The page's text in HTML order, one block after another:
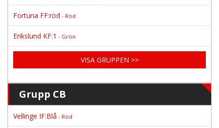
Fortuna FF:röd - Röd
Erikslund KF:1 - Grön
VISA GRUPPEN >>
Grupp CB
Vellinge IF:Blå - Röd